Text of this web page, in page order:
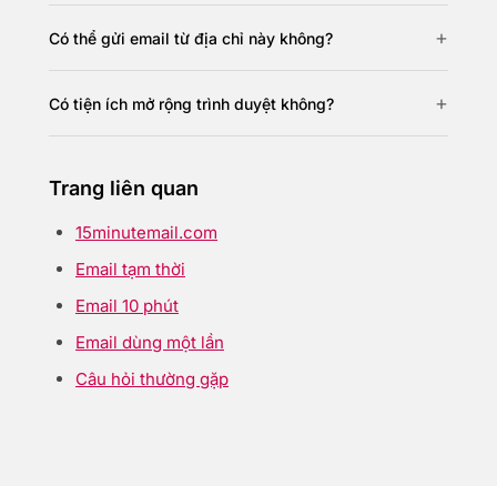
Có thể gửi email từ địa chỉ này không?
Có tiện ích mở rộng trình duyệt không?
Trang liên quan
15minutemail.com
Email tạm thời
Email 10 phút
Email dùng một lần
Câu hỏi thường gặp